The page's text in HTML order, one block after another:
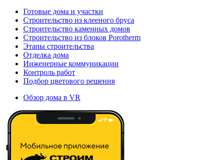
Готовые дома и участки
Строительство из клееного бруса
Строительство каменных домов
Строительство из блоков Porotherm
Этапы строительства
Отделка дома
Инженерные коммуникации
Контроль работ
Подбор цветового решения
Обзор дома в VR